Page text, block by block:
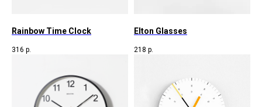
Rainbow Time Clock
316 р.
Elton Glasses
218 р.